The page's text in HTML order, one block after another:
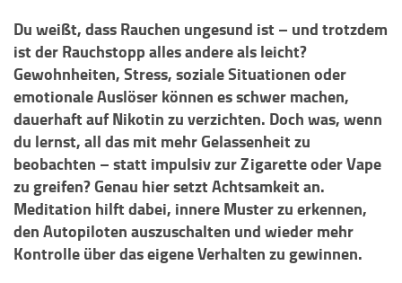
Du weißt, dass Rauchen ungesund ist – und trotzdem
ist der Rauchstopp alles andere als leicht?
Gewohnheiten, Stress, soziale Situationen oder
emotionale Auslöser können es schwer machen,
dauerhaft auf Nikotin zu verzichten. Doch was, wenn
du lernst, all das mit mehr Gelassenheit zu
beobachten – statt impulsiv zur Zigarette oder Vape
zu greifen? Genau hier setzt Achtsamkeit an.
Meditation hilft dabei, innere Muster zu erkennen,
den Autopiloten auszuschalten und wieder mehr
Kontrolle über das eigene Verhalten zu gewinnen.